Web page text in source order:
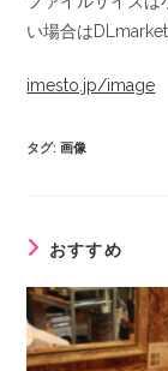
い場合は
imesto.jp/image
タグ:画像
おすすめ